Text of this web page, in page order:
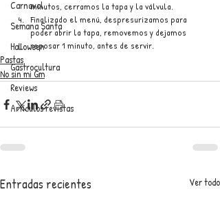
Carnaval
Semana Santa
Halloween
Gastrocultura
Reviews
Artículos revistas
minutos, cerramos la tapa y la válvula.
Finalizado el menú, despresurizamos para
poder abrir la tapa, removemos y dejamos
reposar 1 minuto, antes de servir.
Pastas
No sin mi Gm
Entradas recientes Ver todo